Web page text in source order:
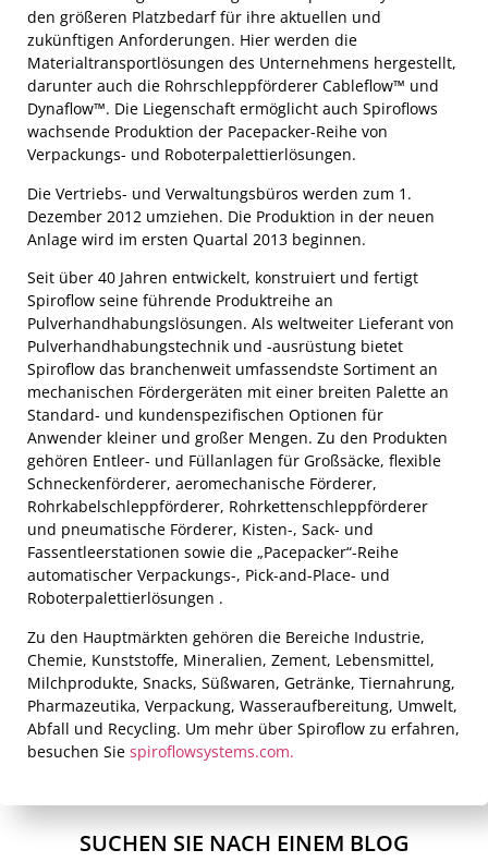
den größeren Platzbedarf für ihre aktuellen und
zukünftigen Anforderungen. Hier werden die
Materialtransportlösungen des Unternehmens hergestellt,
darunter auch die Rohrschleppförderer Cableflow™ und
Dynaflow™. Die Liegenschaft ermöglicht auch Spiroflows
wachsende Produktion der Pacepacker-Reihe von
Verpackungs- und Roboterpalettierlösungen.
Die Vertriebs- und Verwaltungsbüros werden zum 1.
Dezember 2012 umziehen. Die Produktion in der neuen
Anlage wird im ersten Quartal 2013 beginnen.
Seit über 40 Jahren entwickelt, konstruiert und fertigt
Spiroflow seine führende Produktreihe an
Pulverhandhabungslösungen. Als weltweiter Lieferant von
Pulverhandhabungstechnik und -ausrüstung bietet
Spiroflow das branchenweit umfassendste Sortiment an
mechanischen Fördergeräten mit einer breiten Palette an
Standard- und kundenspezifischen Optionen für
Anwender kleiner und großer Mengen. Zu den Produkten
gehören Entleer- und Füllanlagen für Großsäcke, flexible
Schneckenförderer, aeromechanische Förderer,
Rohrkabelschleppförderer, Rohrkettenschleppförderer
und pneumatische Förderer, Kisten-, Sack- und
Fassentleerstationen sowie die „Pacepacker“-Reihe
automatischer Verpackungs-, Pick-and-Place- und
Roboterpalettierlösungen .
Zu den Hauptmärkten gehören die Bereiche Industrie,
Chemie, Kunststoffe, Mineralien, Zement, Lebensmittel,
Milchprodukte, Snacks, Süßwaren, Getränke, Tiernahrung,
Pharmazeutika, Verpackung, Wasseraufbereitung, Umwelt,
Abfall und Recycling. Um mehr über Spiroflow zu erfahren,
besuchen Sie spiroflowsystems.com.
SUCHEN SIE NACH EINEM BLOG